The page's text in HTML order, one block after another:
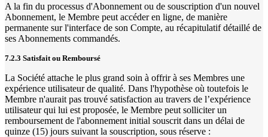
A la fin du processus d'Abonnement ou de souscription d'un nouvel
Abonnement, le Membre peut accéder en ligne, de manière
permanente sur l'interface de son Compte, au récapitulatif détaillé de
ses Abonnements commandés.
7.2.3 Satisfait ou Remboursé
La Société attache le plus grand soin à offrir à ses Membres une
expérience utilisateur de qualité. Dans l'hypothèse où toutefois le
Membre n'aurait pas trouvé satisfaction au travers de l’expérience
utilisateur qui lui est proposée, le Membre peut solliciter un
remboursement de l'abonnement initial souscrit dans un délai de
quinze (15) jours suivant la souscription, sous réserve :